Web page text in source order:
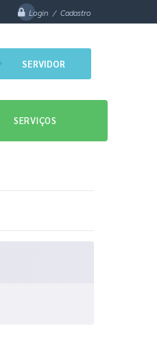
Login / Cadastro
SERVIDOR
SERVIÇOS